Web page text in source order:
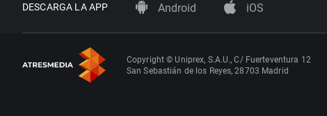
DESCARGA LA APP Android iOS
Copyright © Uniprex, S.A.U., C/ Fuerteventura 12
San Sebastián de los Reyes, 28703 Madrid